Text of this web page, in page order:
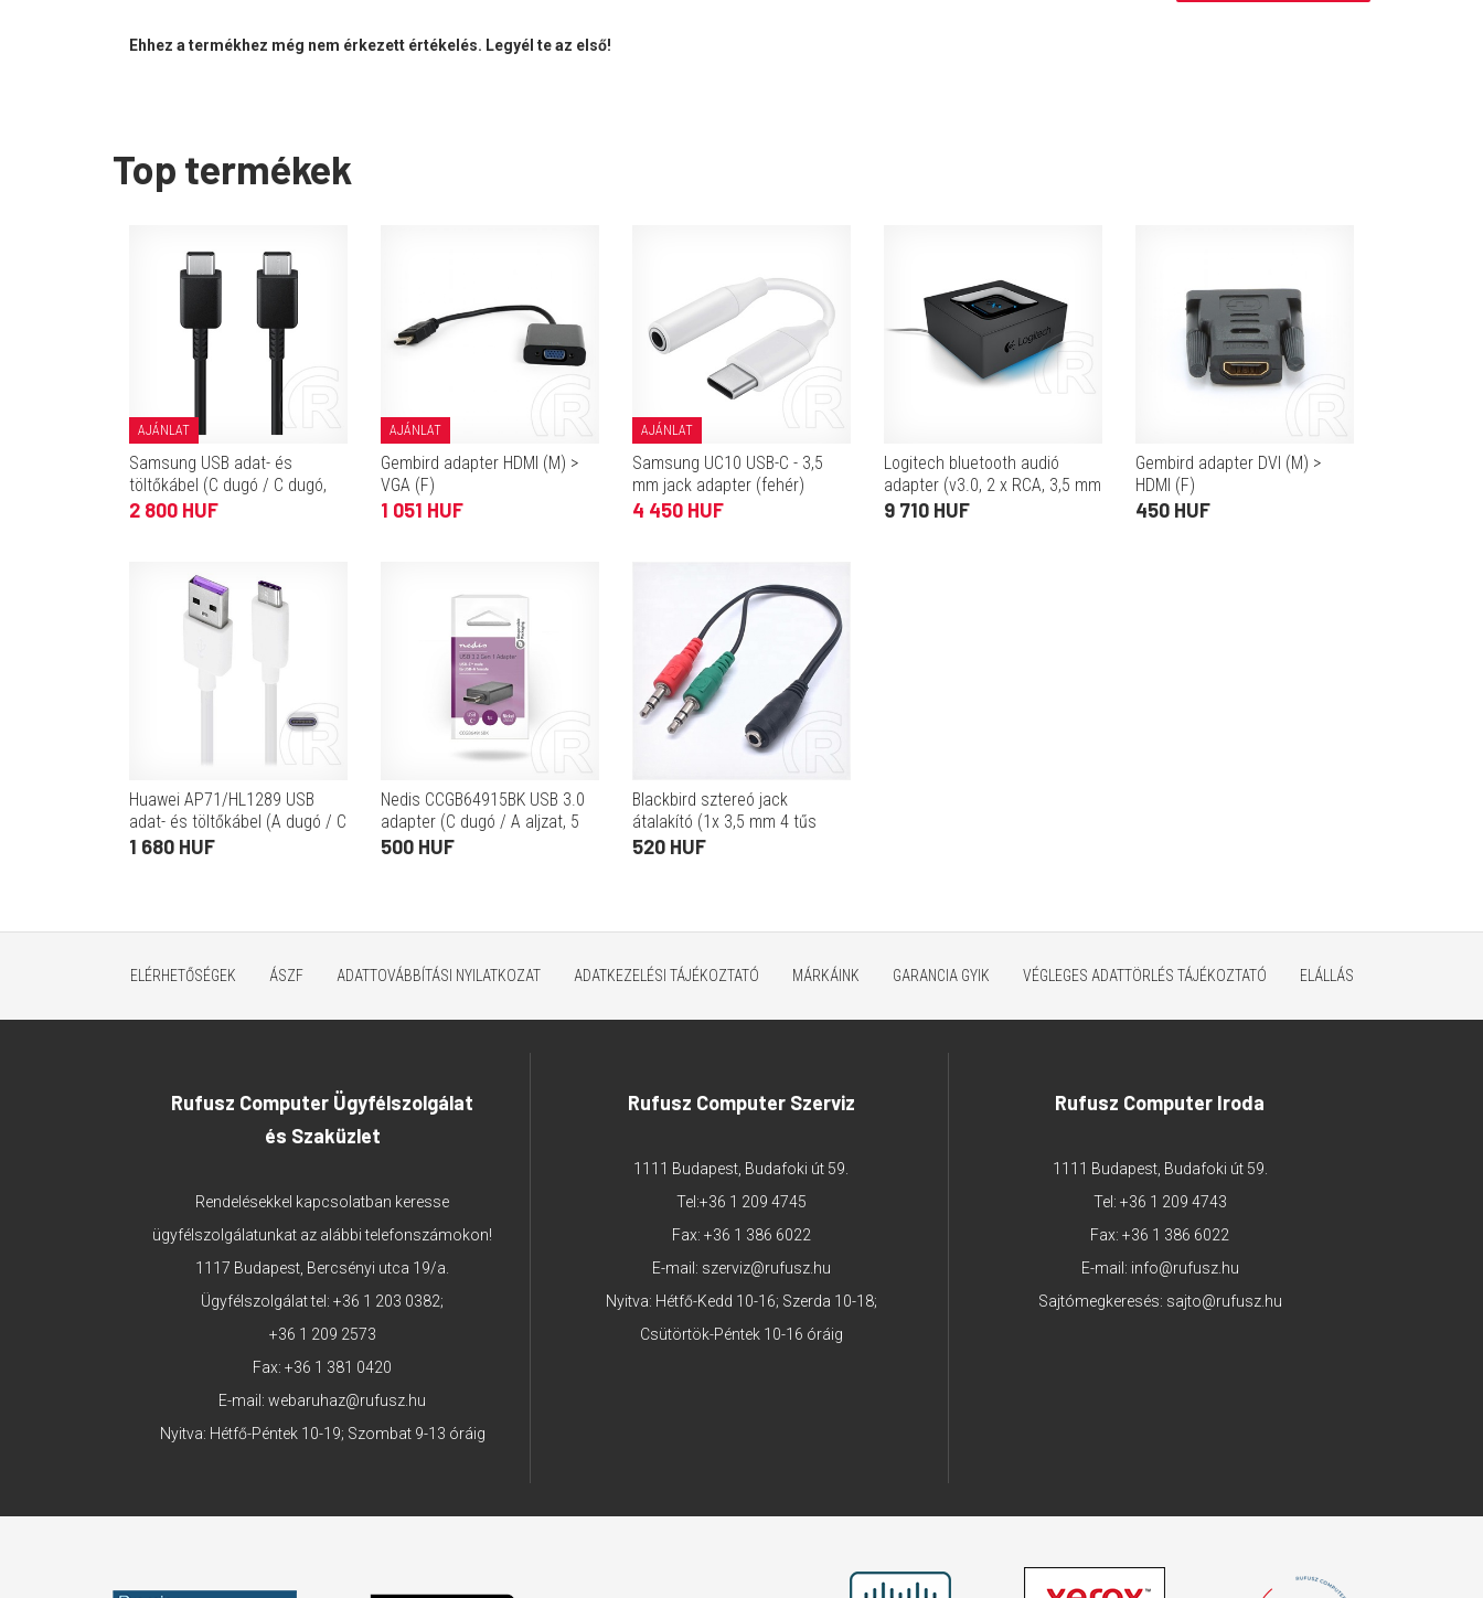
Ehhez a termékhez még nem érkezett értékelés. Legyél te az első!
Top termékek
AJÁNLAT
Samsung USB adat- és
töltőkábel (C dugó / C dugó,
100 W, 1,8 m, fekete)
2 800 HUF
AJÁNLAT
Gembird adapter HDMI (M) >
VGA (F)
1 051 HUF
AJÁNLAT
Samsung UC10 USB-C - 3,5
mm jack adapter (fehér)
4 450 HUF
Logitech bluetooth audió
adapter (v3.0, 2 x RCA, 3,5 mm
jack)
9 710 HUF
Gembird adapter DVI (M) >
HDMI (F)
450 HUF
Huawei AP71/HL1289 USB
adat- és töltőkábel (A dugó / C
dugó, 5A, 1 m, fehér, OEM)
1 680 HUF
Nedis CCGB64915BK USB 3.0
adapter (C dugó / A aljzat, 5
Gbps, OTG, fekete)
500 HUF
Blackbird sztereó jack
átalakító (1x 3,5 mm 4 tűs
aljzat / 2x 3,5 mm 3 tűs dugó,
520 HUF
ELÉRHETŐSÉGEK ÁSZF ADATTOVÁBBÍTÁSI NYILATKOZAT ADATKEZELÉSI TÁJÉKOZTATÓ MÁRKÁINK GARANCIA GYIK VÉGLEGES ADATTÖRLÉS TÁJÉKOZTATÓ ELÁLLÁS
Rufusz Computer Ügyfélszolgálat
és Szaküzlet
Rendelésekkel kapcsolatban keresse
ügyfélszolgálatunkat az alábbi telefonszámokon!
1117 Budapest, Bercsényi utca 19/a.
Ügyfélszolgálat tel:+36 1 203 0382;
+36 1 209 2573
Fax: +36 1 381 0420
E-mail:webaruhaz@rufusz.hu
Nyitva: Hétfő-Péntek 10-19; Szombat 9-13 óráig
Rufusz Computer Szerviz
1111 Budapest, Budafoki út 59.
Tel:+36 1 209 4745
Fax: +36 1 386 6022
E-mail: szerviz@rufusz.hu
Nyitva: Hétfő-Kedd 10-16; Szerda 10-18;
Csütörtök-Péntek 10-16 óráig
Rufusz Computer Iroda
1111 Budapest, Budafoki út 59.
Tel: +36 1 209 4743
Fax: +36 1 386 6022
E-mail: info@rufusz.hu
Sajtómegkeresés: sajto@rufusz.hu